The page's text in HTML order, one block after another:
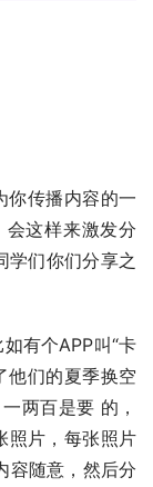
这样来激发分
学们你们分享之
他们的夏季换空
两百是要 的，
照片，每张照片
容随意，然后分